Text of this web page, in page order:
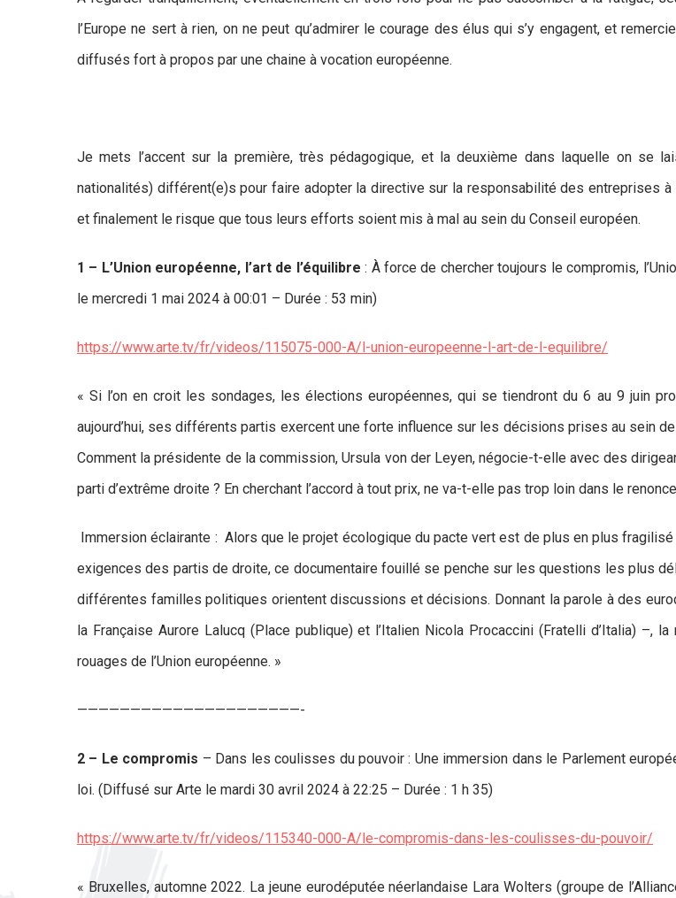
l’Europe ne sert à rien, on ne peut qu’admirer le courage des élus qui s’y engagent, et
diffusés fort à propos par une chaine à vocation européenne.
Je mets l’accent sur la première, très pédagogique, et la deuxième dans laquelle on se
nationalités) différent(e)s pour faire adopter la directive sur la responsabilité des entreprises
et finalement le risque que tous leurs efforts soient mis à mal au sein du Conseil européen.
1 – L’Union européenne, l’art de l’équilibre: À force de chercher toujours le compromis,
le mercredi 1 mai 2024 à 00:01 – Durée : 53 min)
https://www.arte.tv/fr/videos/115075-000-A/l-union-europeenne-l-art-de-l-equilibre/
« Si l’on en croit les sondages, les élections européennes, qui se tiendront du 6 au 9 juin
aujourd’hui, ses différents partis exercent une forte influence sur les décisions prises au sein de
Comment la présidente de la commission, Ursula von der Leyen, négocie-t-elle avec des
parti d’extrême droite ? En cherchant l’accord à tout prix, ne va-t-elle pas trop loin dans le
Immersion éclairante : Alors que le projet écologique du pacte vert est de plus en plus
exigences des partis de droite, ce documentaire fouillé se penche sur les questions les plus
différentes familles politiques orientent discussions et décisions. Donnant la parole à des
la Française Aurore Lalucq (Place publique) et l’Italien Nicola Procaccini (Fratelli d’Italia) –,
rouages de l’Union européenne. »
—————————————————————-
2 – Le compromis – Dans les coulisses du pouvoir : Une immersion dans le Parlement
loi. (Diffusé sur Arte le mardi 30 avril 2024 à 22:25 – Durée : 1 h 35)
https://www.arte.tv/fr/videos/115340-000-A/le-compromis-dans-les-coulisses-du-pouvoir/
« Bruxelles, automne 2022. La jeune eurodéputée néerlandaise Lara Wolters (groupe de